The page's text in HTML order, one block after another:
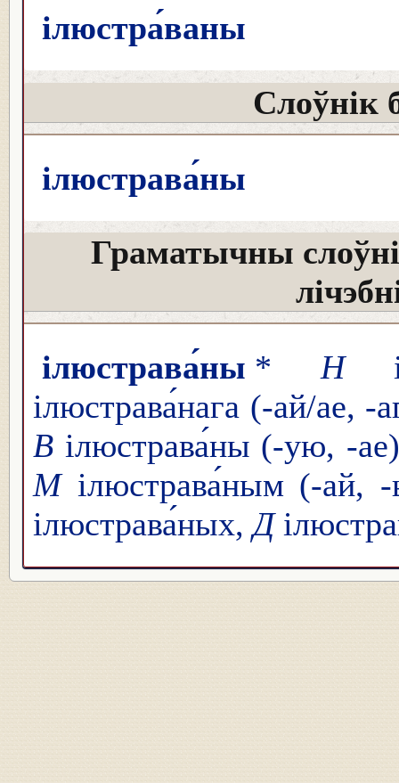
ілюстра́ваны
Слоўнік
ілюстрава́ны
Граматычны
ілюстрава́ны * Н
ілюстрава́нага (-ай/ае, -
В ілюстрава́ны (-ую, -
Мілюстрава́ным (-ай,
ілюстрава́ных,Д